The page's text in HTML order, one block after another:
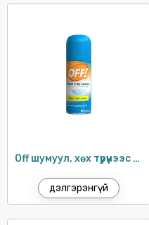
PEPSODENT
PRINGLES
PRONTO
RAID
SENSODYNE
SPLAT
SUNLIGHT
Off шумуул, хөх түрүүнээс хамгаалах шүршигч
дэлгэрэнгүй